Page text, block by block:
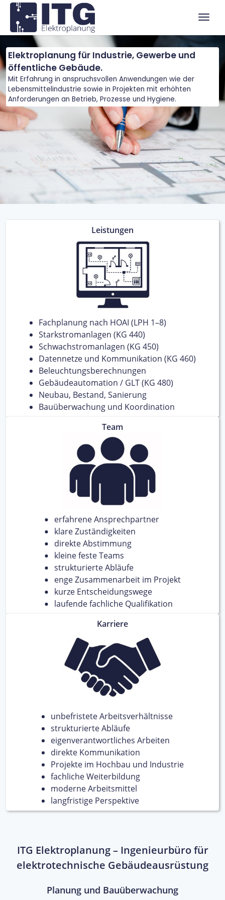
Zum Menü springen
Zur Funktionsleiste springen
Zum Inhalt springen
Elektroplanung für Industrie, Gewerbe und
öffentliche Gebäude.
Mit Erfahrung in anspruchsvollen Anwendungen wie der
Lebensmittelindustrie sowie in Projekten mit erhöhten
Anforderungen an Betrieb, Prozesse und Hygiene.
Leistungen
Fachplanung nach HOAI (LPH 1–8)
Starkstromanlagen (KG 440)
Schwachstromanlagen (KG 450)
Datennetze und Kommunikation (KG 460)
Beleuchtungsberechnungen
Gebäudeautomation / GLT (KG 480)
Neubau, Bestand, Sanierung
Bauüberwachung und Koordination
Team
erfahrene Ansprechpartner
klare Zuständigkeiten
direkte Abstimmung
kleine feste Teams
strukturierte Abläufe
enge Zusammenarbeit im Projekt
kurze Entscheidungswege
laufende fachliche Qualifikation
Karriere
unbefristete Arbeitsverhältnisse
strukturierte Abläufe
eigenverantwortliches Arbeiten
direkte Kommunikation
Projekte im Hochbau und Industrie
fachliche Weiterbildung
moderne Arbeitsmittel
langfristige Perspektive
ITG Elektroplanung – Ingenieurbüro für
elektrotechnische Gebäudeausrüstung
Planung und Bauüberwachung